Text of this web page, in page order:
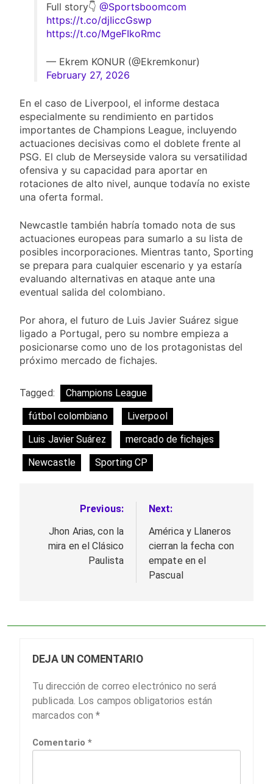
Full story👇 @Sportsboomcom
https://t.co/djIiccGswp
https://t.co/MgeFIkoRmc
— Ekrem KONUR (@Ekremkonur)
February 27, 2026
En el caso de Liverpool, el informe destaca
especialmente su rendimiento en partidos
importantes de Champions League, incluyendo
actuaciones decisivas como el doblete frente al
PSG. El club de Merseyside valora su versatilidad
ofensiva y su capacidad para aportar en
rotaciones de alto nivel, aunque todavía no existe
una oferta formal.
Newcastle también habría tomado nota de sus
actuaciones europeas para sumarlo a su lista de
posibles incorporaciones. Mientras tanto, Sporting
se prepara para cualquier escenario y ya estaría
evaluando alternativas en ataque ante una
eventual salida del colombiano.
Por ahora, el futuro de Luis Javier Suárez sigue
ligado a Portugal, pero su nombre empieza a
posicionarse como uno de los protagonistas del
próximo mercado de fichajes.
Tagged:
Champions League
fútbol colombiano
Liverpool
Luis Javier Suárez
mercado de fichajes
Newcastle
Sporting CP
Navegación
Previous:
Jhon Arias, con la
mira en el Clásico
Paulista
Next:
América y Llaneros
cierran la fecha con
empate en el
Pascual
DEJA UN COMENTARIO
Tu dirección de correo electrónico no será
publicada. Los campos obligatorios están
marcados con*
Comentario*